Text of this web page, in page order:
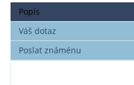
Popis
Váš dotaz
Poslat známénu